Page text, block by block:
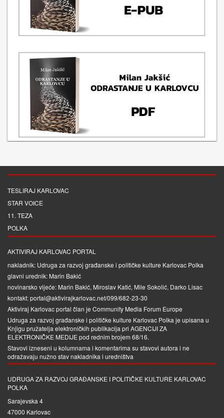
TESLIRAJ KARLOVAC
STAR VOICE
11. TEZA
POLKA
AKTIVIRAJ KARLOVAC PORTAL
nakladnik: Udruga za razvoj građanske i političke kulture Karlovac Polka
glavni urednik: Marin Bakić
novinarsko vijeće: Marin Bakić, Miroslav Katić, Mile Sokolić, Darko Lisac
kontakt: portal@aktivirajkarlovac.net/099/682-23-30
Aktiviraj Karlovac portal član je Community Media Forum Europe
Udruga za razvoj građanske i političke kulture Karlovac Polka je upisana u
Knjigu pružatelja elektroničkih publikacija pri AGENCIJI ZA
ELEKTRONIČKE MEDIJEpod rednim brojem 68/16.
Stavovi izneseni u kolumnama i komentarima su stavovi autora i ne
odražavaju nužno stav nakladnika i uredništva
UDRUGA ZA RAZVOJ GRAĐANSKE I POLITIČKE KULTURE KARLOVAC
POLKA
Sarajevska 4
47000 Karlovac